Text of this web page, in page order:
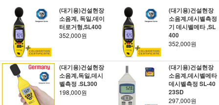
(대기용)건설현장
소음계, 독일,데이
터로거형,SL400
352,000원
(대기용)건설현장
소음계,데시벨측정
기 데시벨메타 ,SL
400
352,000원
(대기용)건설현장
소음계,독일,데시
벨측정 .SL300
198,000원
(대기용)건설현장
소음계,데시벨메타
데시벨측정 SL-40
23SD
297,000원